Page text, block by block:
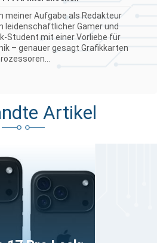
meiner Aufgabe als Redakteur
leidenschaftlicher Gamer und
Student mit einer Vorliebe für
– genauer gesagt Grafikkarten
Artikel